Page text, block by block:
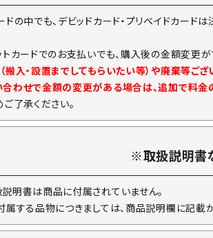
ドの中でも、デビッドカード・プリベイドカー
トカードでのお支払いでも、購入後の金額変更
搬入・設置までしてもらいたい等）や廃棄等ご
わせで金額の変更がある場合は、追加で料
ご了承ください。
※取扱説明書
明書は商品に付属されていません。
属する品物につきましては、商品説明欄に記載